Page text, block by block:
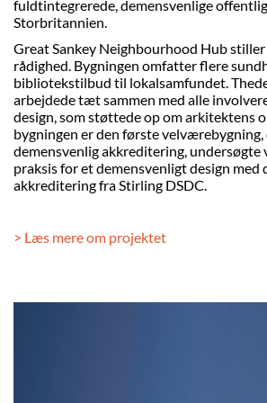
fuldtintegrerede, demensvenlige
Storbritannien.
Great Sankey Neighbourhood Hub
rådighed. Bygningen omfatter flere
bibliotekstilbud til lokalsamfundet.
arbejdede tæt sammen med alle
design, som støttede op om arkitektens
bygningen er den første velværebygning,
demensvenlig akkreditering, undersøgte
praksis for et demensvenligt design med
akkreditering fra Stirling DSDC.
> Læs mere om projektet